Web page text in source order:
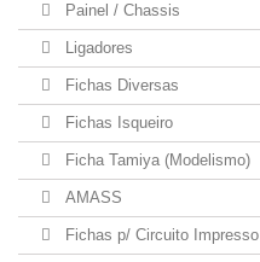
Painel / Chassis
Ligadores
Fichas Diversas
Fichas Isqueiro
Ficha Tamiya (Modelismo)
AMASS
Fichas p/ Circuito Impresso